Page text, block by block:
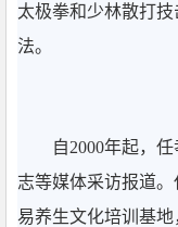
太极拳和少林散打
法。
自2000年起，
志等媒体采访报道
易养生文化培训基